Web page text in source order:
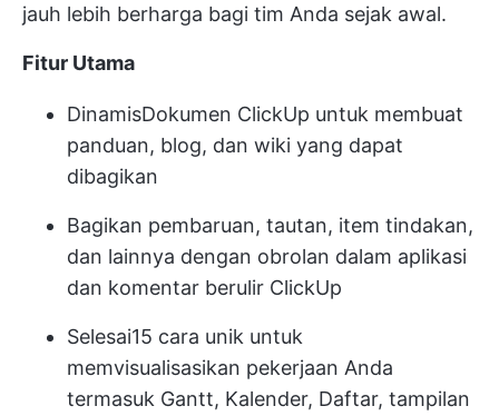
jauh lebih berharga bagi tim Anda sejak awal.
Fitur Utama
DinamisDokumen ClickUp untuk membuat
panduan, blog, dan wiki yang dapat
dibagikan
Bagikan pembaruan, tautan, item tindakan,
dan lainnya dengan obrolan dalam aplikasi
dan komentar berulir ClickUp
Selesai15 cara unik untuk
memvisualisasikan pekerjaan Anda
termasuk Gantt, Kalender, Daftar, tampilan